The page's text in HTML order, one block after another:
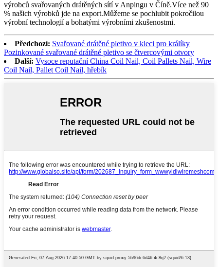
výrobců svařovaných drátěných sítí v Anpingu v Číně.Více než 90
% našich výrobků jde na export.Můžeme se pochlubit pokročilou
výrobní technologií a bohatými výrobními zkušenostmi.
Předchozí: Svařované drátěné pletivo v kleci pro králíky
Pozinkované svařované drátěné pletivo se čtvercovými otvory
Další: Vysoce reputační China Coil Nail, Coil Pallets Nail, Wire
Coil Nail, Pallet Coil Nail, hřebík